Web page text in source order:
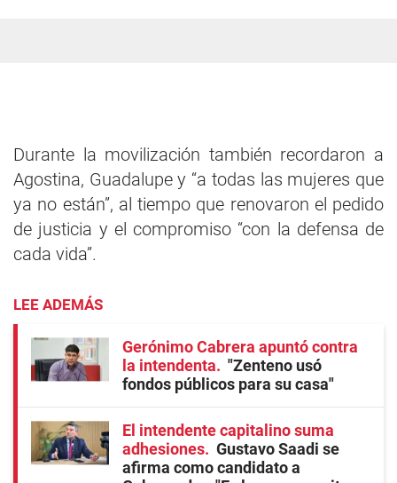
Durante la movilización también recordaron a
Agostina, Guadalupe y “a todas las mujeres que
ya no están”, al tiempo que renovaron el pedido
de justicia y el compromiso “con la defensa de
cada vida”.
LEE ADEMÁS
Gerónimo Cabrera apuntó contra
la intendenta
"Zenteno usó
fondos públicos para su casa"
El intendente capitalino suma
adhesiones
Gustavo Saadi se
afirma como candidato a